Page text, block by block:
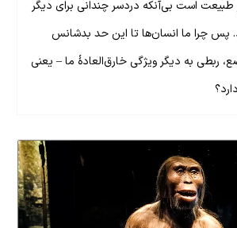
است بی‌آنکه دردسر چندانی برای دیگر
پس چرا ما انسان‌ها تا این حد بدشانس
ربطی به دیگر ویژگی خارق‌العادۀ ما – یعنی